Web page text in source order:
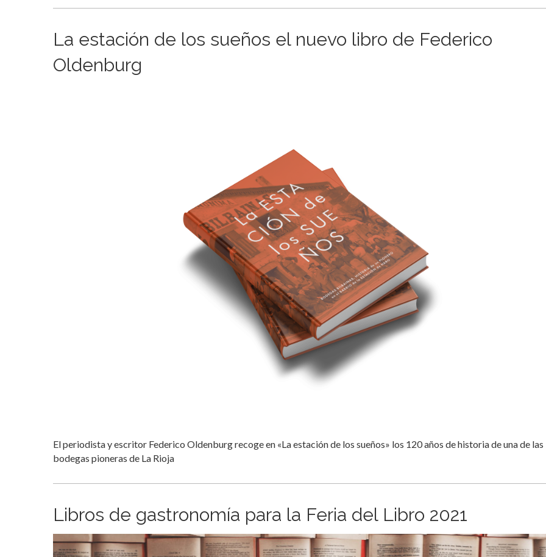
La estación de los sueños el nuevo libro de Federico
Oldenburg
El periodista y escritor Federico Oldenburg recoge en «La estación de los sueños» los 120 años de historia de una de las
bodegas pioneras de La Rioja
Libros de gastronomía para la Feria del Libro 2021